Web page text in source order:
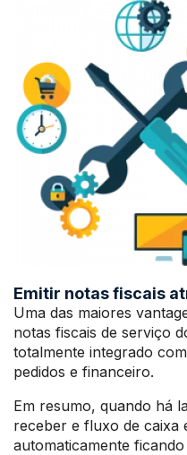
Emitir notas fiscais
Uma das maiores
notas fiscais de serviço
totalmente integrado
pedidos e financeiro.
Em resumo, quando há
receber e fluxo de caixa
automaticamente